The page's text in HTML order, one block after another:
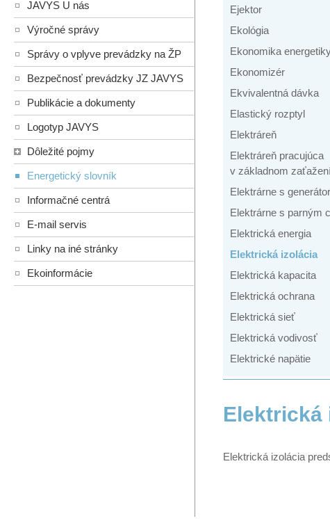
JAVYS U nás
Výročné správy
Správy o vplyve prevádzky na ŽP
Bezpečnosť prevádzky JZ JAVYS
Publikácie a dokumenty
Logotyp JAVYS
Dôležité pojmy
Energetický slovník
Informačné centrá
E-mail servis
Linky na iné stránky
Ekoinformácie
Ejektor
Ekológia
Ekonomika
Ekonomizér
Ekvivalentná dávka
Elastický rozptyl
Elektráreň
Elektráreň pracujúca
v základnom
Elektrárne s
Elektrárne s parným
Elektrická energia
Elektrická izolácia
Elektrická kapacita
Elektrická ochrana
Elektrická sieť
Elektrická vodivosť
Elektrické napätie
Elektrická
Elektrická izolácia